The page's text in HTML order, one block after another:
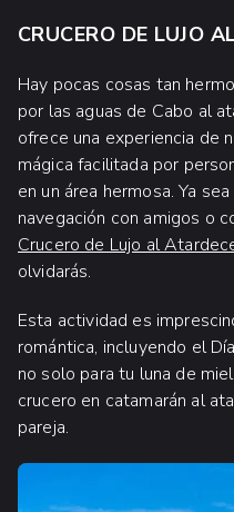
CRUCERO DE LUJO
Hay pocas cosas tan
por las aguas de Cabo al
ofrece una experiencia de
mágica facilitada por
en un área hermosa. Ya
navegación con amigos o
Crucero de Lujo al
olvidarás.
Esta actividad es
romántica, incluyendo el
no solo para tu luna de
crucero en catamarán al
pareja.